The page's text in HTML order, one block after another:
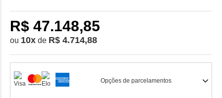
R$ 47.148,85
ou 10x de R$ 4.714,88
Opções de parcelamentos